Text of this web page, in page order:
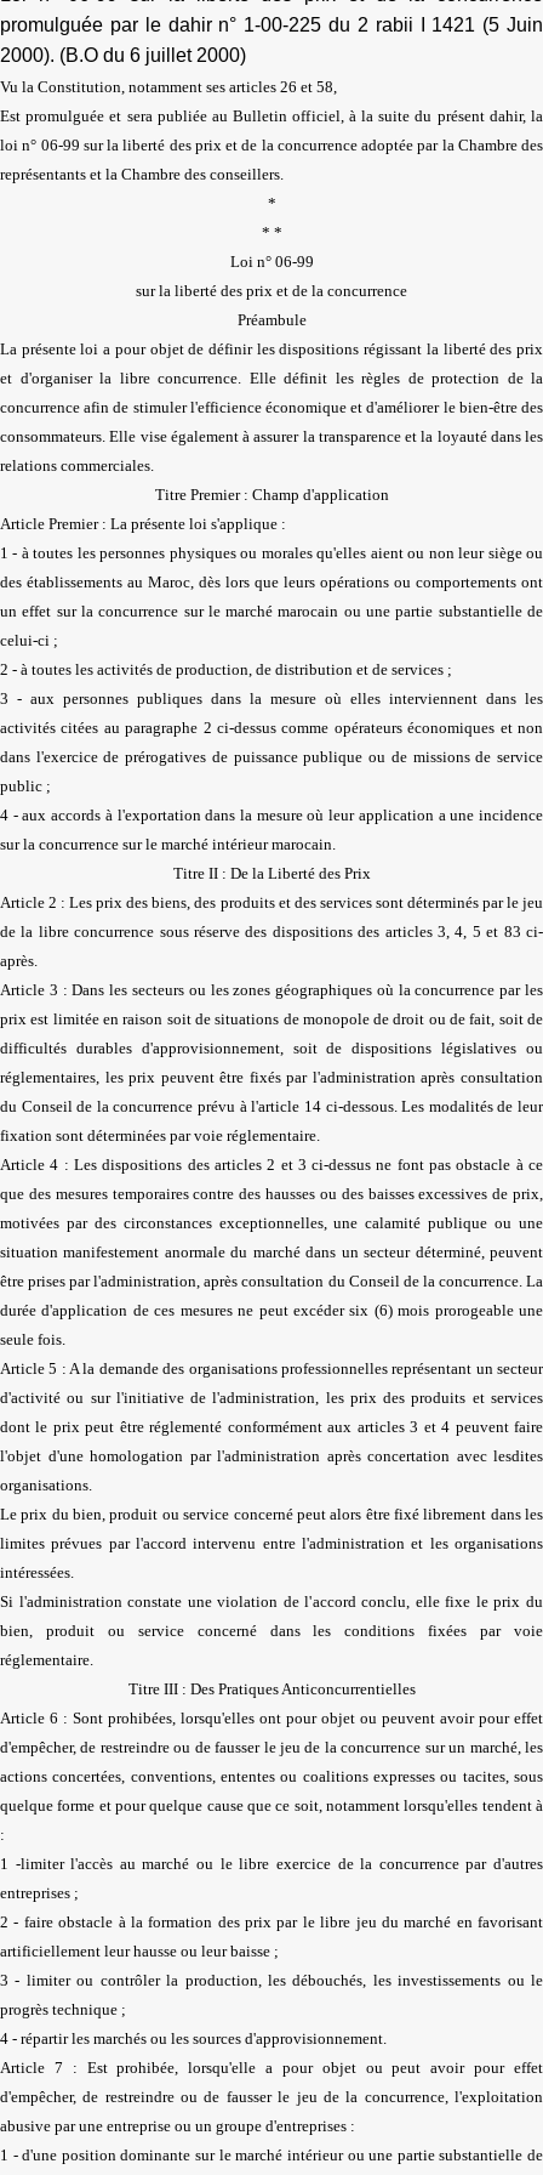
promulguée par le dahir n° 1-00-225 du 2 rabii I 1421 (5 Juin
2000). (B.O du 6 juillet 2000)
Vu la Constitution, notamment ses articles 26 et 58,
Est promulguée et sera publiée au Bulletin officiel, à la suite du présent dahir, la
loi n° 06-99 sur la liberté des prix et de la concurrence adoptée par la Chambre des
représentants et la Chambre des conseillers.
*
* *
Loi n° 06-99
sur la liberté des prix et de la concurrence
Préambule
La présente loi a pour objet de définir les dispositions régissant la liberté des prix
et d'organiser la libre concurrence. Elle définit les règles de protection de la
concurrence afin de stimuler l'efficience économique et d'améliorer le bien-être des
consommateurs. Elle vise également à assurer la transparence et la loyauté dans les
relations commerciales.
Titre Premier : Champ d'application
Article Premier : La présente loi s'applique :
1 - à toutes les personnes physiques ou morales qu'elles aient ou non leur siège ou
des établissements au Maroc, dès lors que leurs opérations ou comportements ont
un effet sur la concurrence sur le marché marocain ou une partie substantielle de
celui-ci ;
2 - à toutes les activités de production, de distribution et de services ;
3 - aux personnes publiques dans la mesure où elles interviennent dans les
activités citées au paragraphe 2 ci-dessus comme opérateurs économiques et non
dans l'exercice de prérogatives de puissance publique ou de missions de service
public ;
4 - aux accords à l'exportation dans la mesure où leur application a une incidence
sur la concurrence sur le marché intérieur marocain.
Titre II : De la Liberté des Prix
Article 2 : Les prix des biens, des produits et des services sont déterminés par le jeu
de la libre concurrence sous réserve des dispositions des articles 3, 4, 5 et 83 ci-
après.
Article 3 : Dans les secteurs ou les zones géographiques où la concurrence par les
prix est limitée en raison soit de situations de monopole de droit ou de fait, soit de
difficultés durables d'approvisionnement, soit de dispositions législatives ou
réglementaires, les prix peuvent être fixés par l'administration après consultation
du Conseil de la concurrence prévu à l'article 14 ci-dessous. Les modalités de leur
fixation sont déterminées par voie réglementaire.
Article 4 : Les dispositions des articles 2 et 3 ci-dessus ne font pas obstacle à ce
que des mesures temporaires contre des hausses ou des baisses excessives de prix,
motivées par des circonstances exceptionnelles, une calamité publique ou une
situation manifestement anormale du marché dans un secteur déterminé, peuvent
être prises par l'administration, après consultation du Conseil de la concurrence. La
durée d'application de ces mesures ne peut excéder six (6) mois prorogeable une
seule fois.
Article 5 : A la demande des organisations professionnelles représentant un secteur
d'activité ou sur l'initiative de l'administration, les prix des produits et services
dont le prix peut être réglementé conformément aux articles 3 et 4 peuvent faire
l'objet d'une homologation par l'administration après concertation avec lesdites
organisations.
Le prix du bien, produit ou service concerné peut alors être fixé librement dans les
limites prévues par l'accord intervenu entre l'administration et les organisations
intéressées.
Si l'administration constate une violation de l'accord conclu, elle fixe le prix du
bien, produit ou service concerné dans les conditions fixées par voie
réglementaire.
Titre III : Des Pratiques Anticoncurrentielles
Article 6 : Sont prohibées, lorsqu'elles ont pour objet ou peuvent avoir pour effet
d'empêcher, de restreindre ou de fausser le jeu de la concurrence sur un marché, les
actions concertées, conventions, ententes ou coalitions expresses ou tacites, sous
quelque forme et pour quelque cause que ce soit, notamment lorsqu'elles tendent à
:
1 -limiter l'accès au marché ou le libre exercice de la concurrence par d'autres
entreprises ;
2 - faire obstacle à la formation des prix par le libre jeu du marché en favorisant
artificiellement leur hausse ou leur baisse ;
3 - limiter ou contrôler la production, les débouchés, les investissements ou le
progrès technique ;
4 - répartir les marchés ou les sources d'approvisionnement.
Article 7 : Est prohibée, lorsqu'elle a pour objet ou peut avoir pour effet
d'empêcher, de restreindre ou de fausser le jeu de la concurrence, l'exploitation
abusive par une entreprise ou un groupe d'entreprises :
1 - d'une position dominante sur le marché intérieur ou une partie substantielle de